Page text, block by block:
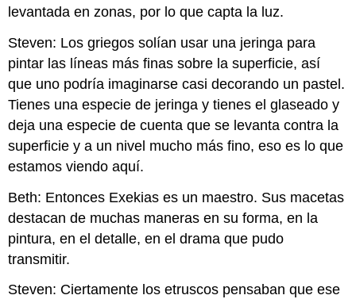
levantada en zonas, por lo que capta la luz.
Steven: Los griegos solían usar una jeringa para
pintar las líneas más finas sobre la superficie, así
que uno podría imaginarse casi decorando un pastel.
Tienes una especie de jeringa y tienes el glaseado y
deja una especie de cuenta que se levanta contra la
superficie y a un nivel mucho más fino, eso es lo que
estamos viendo aquí.
Beth: Entonces Exekias es un maestro. Sus macetas
destacan de muchas maneras en su forma, en la
pintura, en el detalle, en el drama que pudo
transmitir.
Steven: Ciertamente los etruscos pensaban que ese